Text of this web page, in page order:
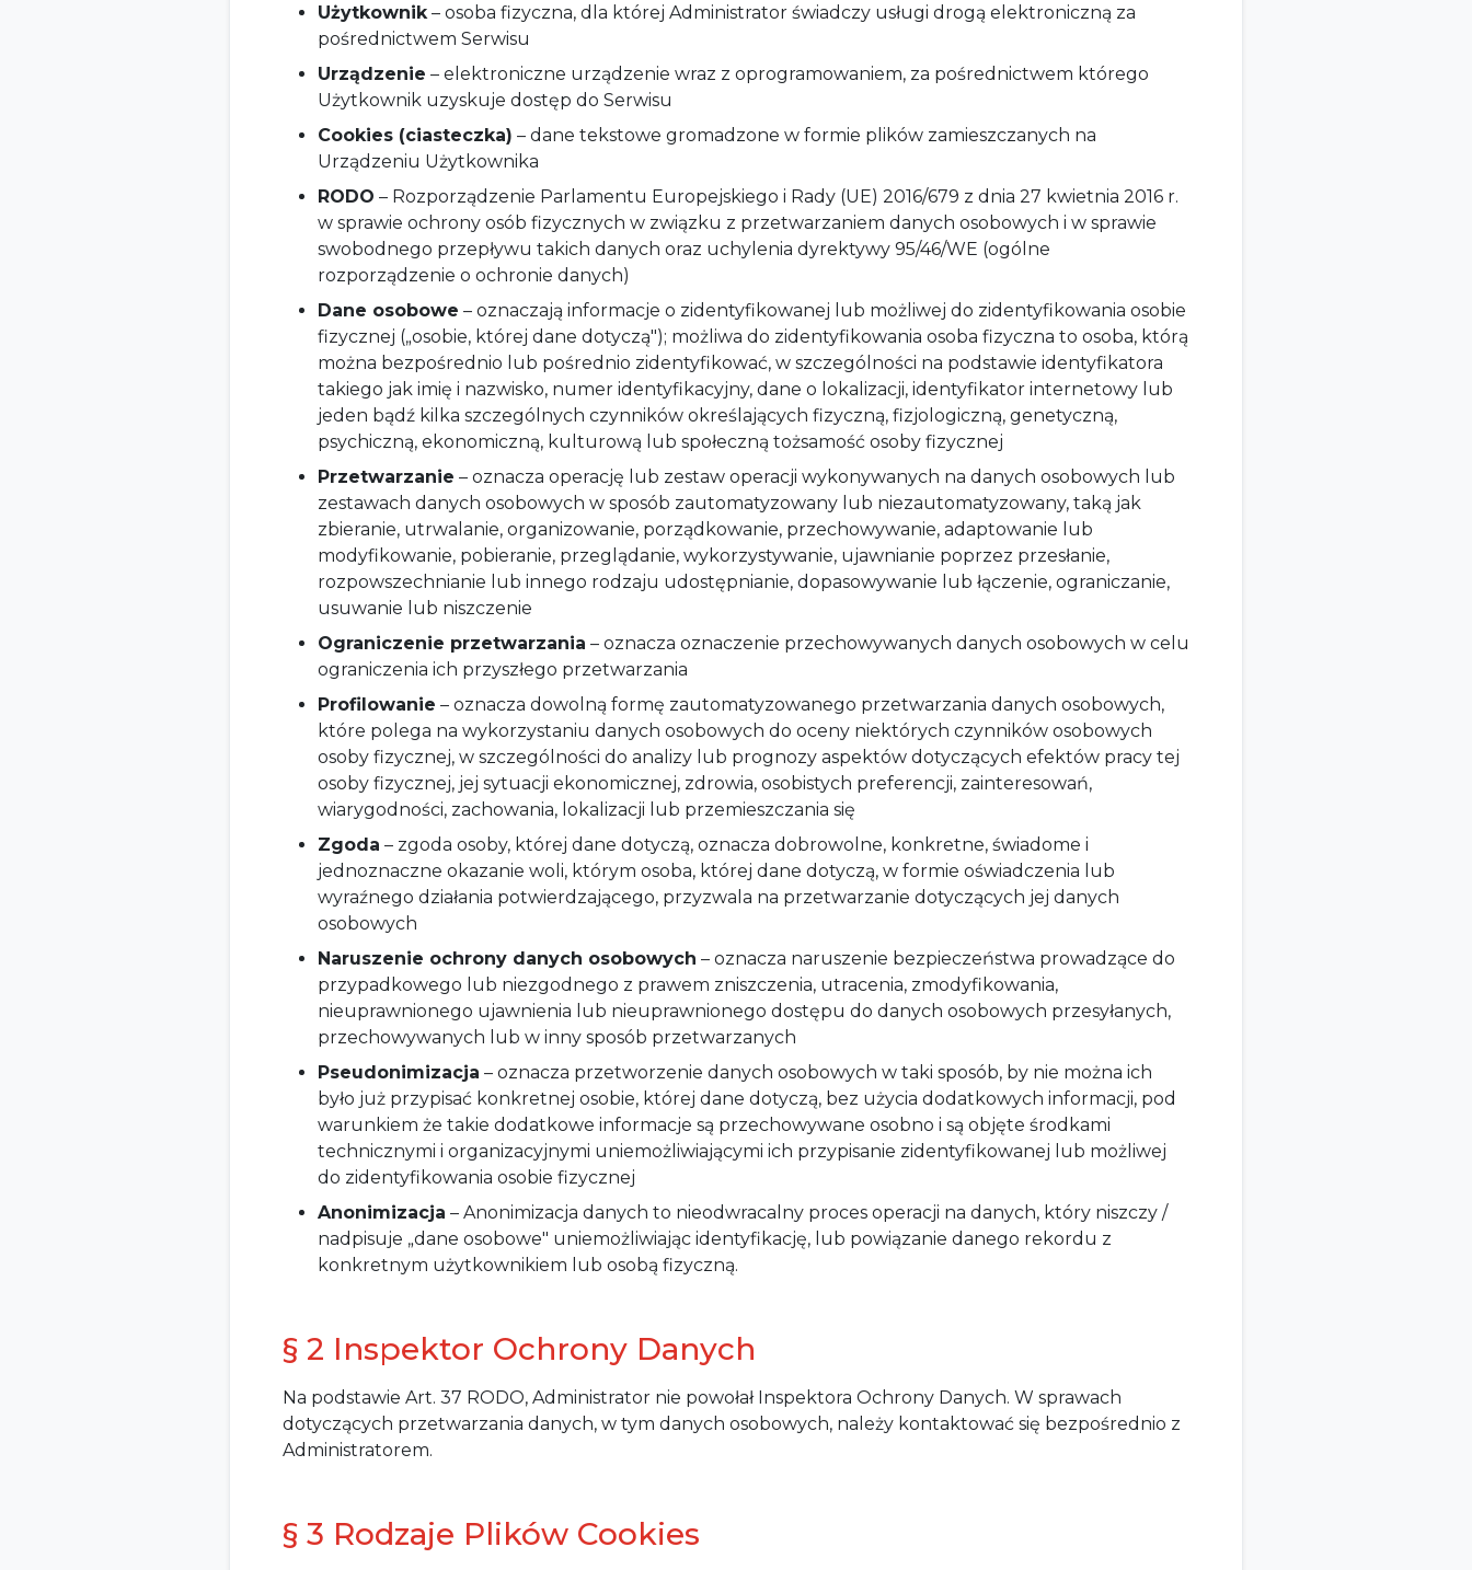
Użytkownik– osoba fizyczna, dla której Administrator świadczy usługi drogą elektroniczną za
pośrednictwem Serwisu
Urządzenie – elektroniczne urządzenie wraz z oprogramowaniem, za pośrednictwem którego
Użytkownik uzyskuje dostęp do Serwisu
Cookies (ciasteczka) – dane tekstowe gromadzone w formie plików zamieszczanych na
Urządzeniu Użytkownika
RODO – Rozporządzenie Parlamentu Europejskiego i Rady (UE) 2016/679 z dnia 27 kwietnia 2016 r.
w sprawie ochrony osób fizycznych w związku z przetwarzaniem danych osobowych i w sprawie
swobodnego przepływu takich danych oraz uchylenia dyrektywy 95/46/WE (ogólne
rozporządzenie o ochronie danych)
Dane osobowe – oznaczają informacje o zidentyfikowanej lub możliwej do zidentyfikowania osobie
fizycznej („osobie, której dane dotyczą"); możliwa do zidentyfikowania osoba fizyczna to osoba, którą
można bezpośrednio lub pośrednio zidentyfikować, w szczególności na podstawie identyfikatora
takiego jak imię i nazwisko, numer identyfikacyjny, dane o lokalizacji, identyfikator internetowy lub
jeden bądź kilka szczególnych czynników określających fizyczną, fizjologiczną, genetyczną,
psychiczną, ekonomiczną, kulturową lub społeczną tożsamość osoby fizycznej
Przetwarzanie – oznacza operację lub zestaw operacji wykonywanych na danych osobowych lub
zestawach danych osobowych w sposób zautomatyzowany lub niezautomatyzowany, taką jak
zbieranie, utrwalanie, organizowanie, porządkowanie, przechowywanie, adaptowanie lub
modyfikowanie, pobieranie, przeglądanie, wykorzystywanie, ujawnianie poprzez przesłanie,
rozpowszechnianie lub innego rodzaju udostępnianie, dopasowywanie lub łączenie, ograniczanie,
usuwanie lub niszczenie
Ograniczenie przetwarzania – oznacza oznaczenie przechowywanych danych osobowych w celu
ograniczenia ich przyszłego przetwarzania
Profilowanie – oznacza dowolną formę zautomatyzowanego przetwarzania danych osobowych,
które polega na wykorzystaniu danych osobowych do oceny niektórych czynników osobowych
osoby fizycznej, w szczególności do analizy lub prognozy aspektów dotyczących efektów pracy tej
osoby fizycznej, jej sytuacji ekonomicznej, zdrowia, osobistych preferencji, zainteresowań,
wiarygodności, zachowania, lokalizacji lub przemieszczania się
Zgoda – zgoda osoby, której dane dotyczą, oznacza dobrowolne, konkretne, świadome i
jednoznaczne okazanie woli, którym osoba, której dane dotyczą, w formie oświadczenia lub
wyraźnego działania potwierdzającego, przyzwala na przetwarzanie dotyczących jej danych
osobowych
Naruszenie ochrony danych osobowych – oznacza naruszenie bezpieczeństwa prowadzące do
przypadkowego lub niezgodnego z prawem zniszczenia, utracenia, zmodyfikowania,
nieuprawnionego ujawnienia lub nieuprawnionego dostępu do danych osobowych przesyłanych,
przechowywanych lub w inny sposób przetwarzanych
Pseudonimizacja – oznacza przetworzenie danych osobowych w taki sposób, by nie można ich
było już przypisać konkretnej osobie, której dane dotyczą, bez użycia dodatkowych informacji, pod
warunkiem że takie dodatkowe informacje są przechowywane osobno i są objęte środkami
technicznymi i organizacyjnymi uniemożliwiającymi ich przypisanie zidentyfikowanej lub możliwej
do zidentyfikowania osobie fizycznej
Anonimizacja – Anonimizacja danych to nieodwracalny proces operacji na danych, który niszczy /
nadpisuje „dane osobowe" uniemożliwiając identyfikację, lub powiązanie danego rekordu z
konkretnym użytkownikiem lub osobą fizyczną.
§ 2 Inspektor Ochrony Danych
Na podstawie Art. 37 RODO, Administrator nie powołał Inspektora Ochrony Danych. W sprawach
dotyczących przetwarzania danych, w tym danych osobowych, należy kontaktować się bezpośrednio z
Administratorem.
§ 3 Rodzaje Plików Cookies